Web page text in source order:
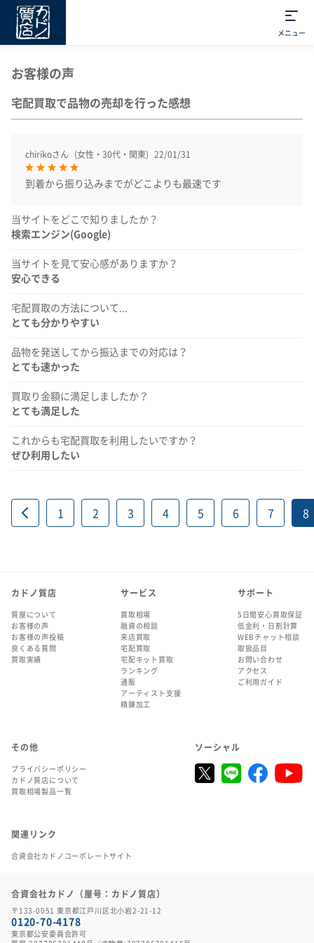
メニュー
お客様の声
宅配買取で品物の売却を行った感想
chirikoさん (女性・30代・関東) 22/01/31
到着から振り込みまでがどこよりも最速です
当サイトをどこで知りましたか？
検索エンジン(Google)
当サイトを見て安心感がありますか？
安心できる
宅配買取の方法について...
とても分かりやすい
品物を発送してから振込までの対応は？
とても速かった
買取り金額に満足しましたか？
とても満足した
これからも宅配買取を利用したいですか？
ぜひ利用したい
1 2 3 4 5 6 7 8
カドノ質店
質屋について
お客様の声
お客様の声投稿
良くある質問
買取実績
サービス
買取相場
融資の相談
来店買取
宅配買取
宅配キット買取
ランキング
通販
アーティスト支援
精錬加工
サポート
5日間安心買取保証
低金利・日割計算
WEBチャット相談
取扱品目
お問い合わせ
アクセス
ご利用ガイド
その他
プライバシーポリシー
カドノ質店について
買取相場製品一覧
ソーシャル
関連リンク
合資会社カドノコーポレートサイト
合資会社カドノ（屋号：カドノ質店）
〒133-0051 東京都江戸川区北小岩2-21-12
0120-70-4178
東京都公安委員会許可